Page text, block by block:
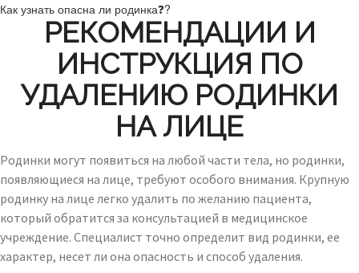
Как узнать опасна ли родинка❓?
РЕКОМЕНДАЦИИ И
ИНСТРУКЦИЯ ПО
УДАЛЕНИЮ РОДИНКИ
НА ЛИЦЕ
Родинки могут появиться на любой части тела, но родинки,
появляющиеся на лице, требуют особого внимания. Крупную
родинку на лице легко удалить по желанию пациента,
который обратится за консультацией в медицинское
учреждение. Специалист точно определит вид родинки, ее
характер, несет ли она опасность и способ удаления.